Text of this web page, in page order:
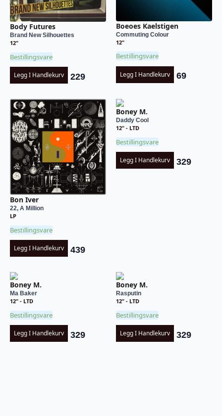
Body Futures
Brand New Silhouettes
12"
Bestillingsvare
Legg I Handlekurv 229
Boeoes Kaelstigen
Commuting Colour
12"
Bestillingsvare
Legg I Handlekurv 69
Bon Iver
22, A Million
LP
Bestillingsvare
Legg I Handlekurv 439
Boney M.
Daddy Cool
12" - LTD
Bestillingsvare
Legg I Handlekurv 329
Boney M.
Ma Baker
12" - LTD
Bestillingsvare
Legg I Handlekurv 329
Boney M.
Rasputin
12" - LTD
Bestillingsvare
Legg I Handlekurv 329